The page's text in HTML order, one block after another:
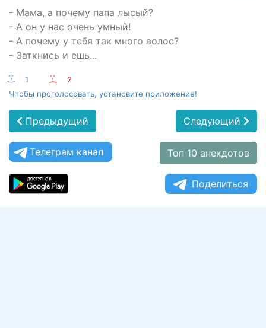
- Мама, а почему папа лысый?
- А он у нас очень умный!
- А почему у тебя так много волос?
- Заткнись и ешь...
:-) 1 :-(
2
Чтобы проголосовать, установите приложение!
Предыдущий Следующий
Телеграм канал Топ 10 анекдотов
Поделиться